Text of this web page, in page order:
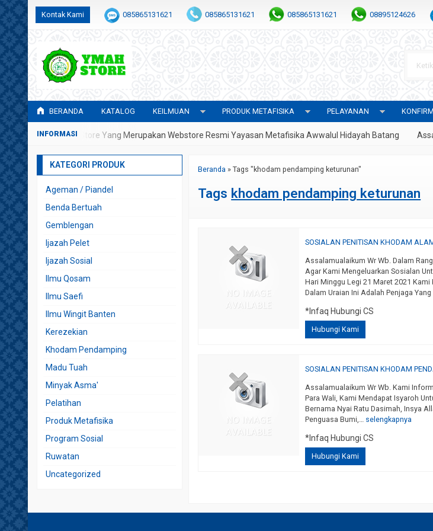
Kontak Kami 085865131621 085865131621 085865131621 08895124626
BERANDA KATALOG KEILMUAN PRODUK METAFISIKA PELAYANAN
Di YMAH Store Yang Merupakan Webstore Resmi Yayasan Metafisika Awwalul Hidayah Batang
Beranda »Tags "khodam pendamping keturunan"
Tags khodam pendamping keturunan
SOSIALAN PENITISAN KHODAM
Assalamualaikum Wr Wb. Dalam
Agar Kami Mengeluarkan Sosialan
Hari Minggu Legi 21 Maret 2021
Dalam Uraian Ini Adalah Penjaga
*Infaq Hubungi CS
Hubungi Kami
SOSIALAN PENITISAN KHODAM
Assalamualaikum Wr Wb. Kami
Para Wali, Kami Mendapat Isyaroh
Bernama Nyai Ratu Dasimah, Insya
Penguasa Bumi,… selengkapnya
*Infaq Hubungi CS
Hubungi Kami
KATEGORI PRODUK
Ageman / Piandel
Benda Bertuah
Gemblengan
Ijazah Pelet
Ijazah Sosial
Ilmu Qosam
Ilmu Saefi
Ilmu Wingit Banten
Kerezekian
Khodam Pendamping
Madu Tuah
Minyak Asma'
Pelatihan
Produk Metafisika
Program Sosial
Ruwatan
Uncategorized